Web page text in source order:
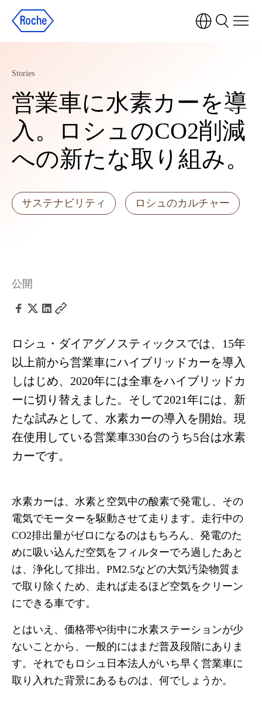
Stories
営業車に水素カーを導
入。ロシュのCO2削減
への新たな取り組み。
サステナビリティ ロシュのカルチャー
公開
ロシュ・ダイアグノスティックスでは、15年
以上前から営業車にハイブリッドカーを導入
しはじめ、2020年には全車をハイブリッドカ
ーに切り替えました。そして2021年には、新
たな試みとして、水素カーの導入を開始。現
在使用している営業車330台のうち5台は水素
カーです。
水素カーは、水素と空気中の酸素で発電し、その
電気でモーターを駆動させて走ります。走行中の
CO2排出量がゼロになるのはもちろん、発電のた
めに吸い込んだ空気をフィルターでろ過したあと
は、浄化して排出。PM2.5などの大気汚染物質ま
で取り除くため、走れば走るほど空気をクリーン
にできる車です。
とはいえ、価格帯や街中に水素ステーションが少
ないことから、一般的にはまだ普及段階にありま
す。それでもロシュ日本法人がいち早く営業車に
取り入れた背景にあるものは、何でしょうか。